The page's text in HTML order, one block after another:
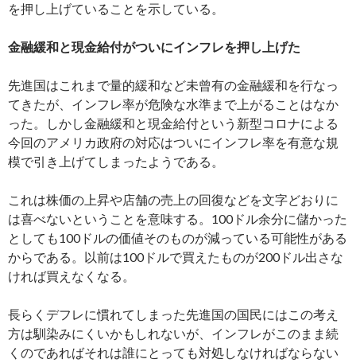
を押し上げていることを示している。
金融緩和と現金給付がついにインフレを押し上げた
先進国はこれまで量的緩和など未曾有の金融緩和を行なっ
てきたが、インフレ率が危険な水準まで上がることはなか
った。しかし金融緩和と現金給付という新型コロナによる
今回のアメリカ政府の対応はついにインフレ率を有意な規
模で引き上げてしまったようである。
これは株価の上昇や店舗の売上の回復などを文字どおりに
は喜べないということを意味する。100ドル余分に儲かった
としても100ドルの価値そのものが減っている可能性がある
からである。以前は100ドルで買えたものが200ドル出さな
ければ買えなくなる。
長らくデフレに慣れてしまった先進国の国民にはこの考え
方は馴染みにくいかもしれないが、インフレがこのまま続
くのであればそれは誰にとっても対処しなければならない